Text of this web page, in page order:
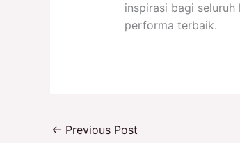
inspirasi bagi
performa terbaik.
← Previous Post